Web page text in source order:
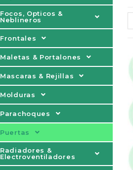
Focos, Opticos &
Neblineros
Frontales
Maletas & Portalones
Mascaras & Rejillas
Molduras
Parachoques
Puertas
Radiadores &
Electroventiladores